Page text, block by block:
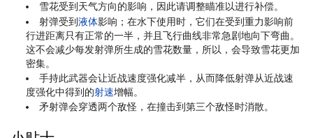
雪花受到天气方向的影响，因此请调整瞄准以进行补偿。
射弹受到液体影响；在水下使用时，它们在受到重力影响前
行进距离只有正常的一半，并且飞行曲线非常急剧地向下弯曲。
这不会减少每发射弹所生成的雪花数量，所以，会导致雪花更加
密集。
手持此武器会让近战速度强化减半，从而降低射弹从近战速
度强化中得到的射速增幅。
矛射弹会穿透两个敌怪，在撞击到第三个敌怪时消散。